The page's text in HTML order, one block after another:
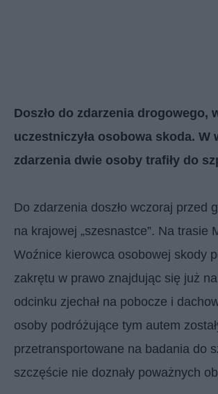
Doszło do zdarzenia drogowego,
uczestniczyła osobowa skoda. W
zdarzenia dwie osoby trafiły do
Do zdarzenia doszło wczoraj przed
na krajowej „szesnastce”. Na trasie
Woźnice kierowca osobowej skody
zakrętu w prawo znajdując się już
odcinku zjechał na pobocze i
osoby podróżujące tym autem
przetransportowane na badania do
szczęście nie doznały poważnych